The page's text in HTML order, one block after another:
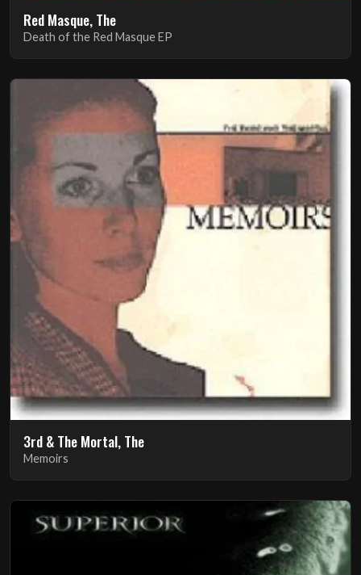
Red Masque, The
Death of the Red Masque EP
3rd & The Mortal, The
Memoirs